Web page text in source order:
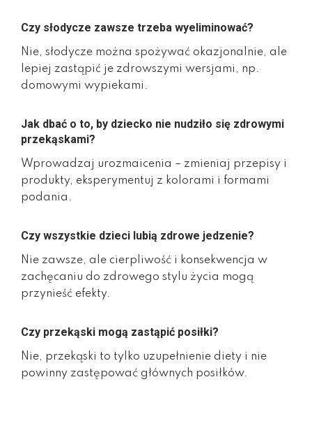
Czy słodycze zawsze trzeba wyeliminować?
Nie, słodycze można spożywać okazjonalnie, ale
lepiej zastąpić je zdrowszymi wersjami, np.
domowymi wypiekami.
Jak dbać o to, by dziecko nie nudziło się zdrowymi
przekąskami?
Wprowadzaj urozmaicenia – zmieniaj przepisy i
produkty, eksperymentuj z kolorami i formami
podania.
Czy wszystkie dzieci lubią zdrowe jedzenie?
Nie zawsze, ale cierpliwość i konsekwencja w
zachęcaniu do zdrowego stylu życia mogą
przynieść efekty.
Czy przekąski mogą zastąpić posiłki?
Nie, przekąski to tylko uzupełnienie diety i nie
powinny zastępować głównych posiłków.